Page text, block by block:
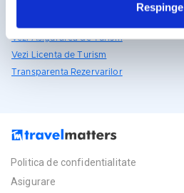
Respinge
Licente TravelMatters
Vezi Asigurarea de Turism
Vezi Licenta de Turism
Transparenta Rezervarilor
Politica de confidentialitate
Asigurare